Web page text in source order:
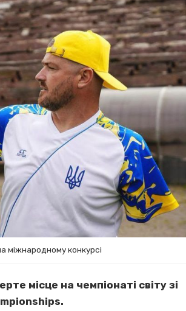
міжнародному конкурсі
місце на чемпіонаті світу зі